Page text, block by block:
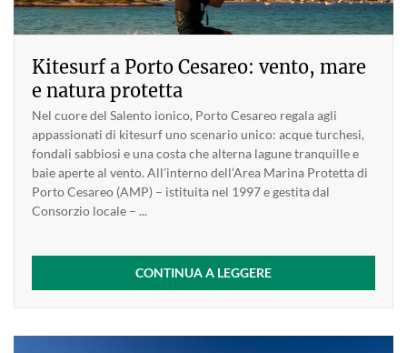
Kitesurf a Porto Cesareo: vento, mare
e natura protetta
Nel cuore del Salento ionico, Porto Cesareo regala agli
appassionati di kitesurf uno scenario unico: acque turchesi,
fondali sabbiosi e una costa che alterna lagune tranquille e
baie aperte al vento. All’interno dell’Area Marina Protetta di
Porto Cesareo (AMP) – istituita nel 1997 e gestita dal
Consorzio locale – ...
CONTINUA A LEGGERE